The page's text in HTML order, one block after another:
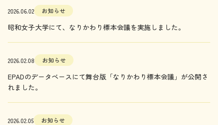
2026.06.02 お知らせ
昭和女子大学にて、なりかわり標本会議を実施しました。
2026.02.08 お知らせ
EPADのデータベースにて舞台版「なりかわり標本会議」が公開さ
れました。
2026.02.05 お知らせ